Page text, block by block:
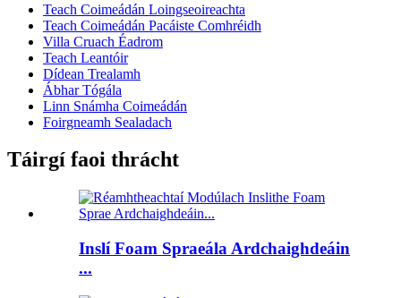
Teach Coimeádán Loingseoireachta
Teach Coimeádán Pacáiste Comhréidh
Villa Cruach Éadrom
Teach Leantóir
Dídean Trealamh
Ábhar Tógála
Linn Snámha Coimeádán
Foirgneamh Sealadach
Táirgí faoi thrácht
Inslí Foam Spraeála Ardchaighdeáin
...